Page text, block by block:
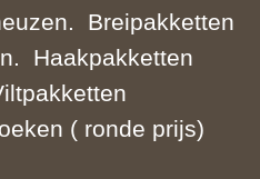
Breipakketten
Haakpakketten
( ronde prijs)